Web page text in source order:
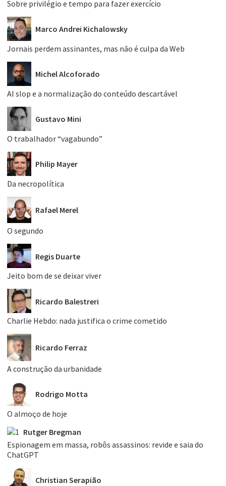
Sobre privilégio e tempo para fazer exercício
Marco Andrei Kichalowsky
Jornais perdem assinantes, mas não é culpa da Web
Michel Alcoforado
AI slop e a normalização do conteúdo descartável
Gustavo Mini
O trabalhador “vagabundo”
Philip Mayer
Da necropolítica
Rafael Merel
O segundo
Regis Duarte
Jeito bom de se deixar viver
Ricardo Balestreri
Charlie Hebdo: nada justifica o crime cometido
Ricardo Ferraz
A construção da urbanidade
Rodrigo Motta
O almoço de hoje
Rutger Bregman
Espionagem em massa, robôs assassinos: revide e saia do
ChatGPT
Christian Serapião